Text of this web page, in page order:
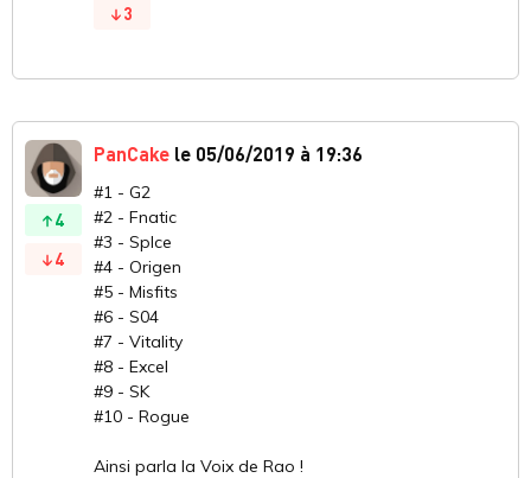
3
4
4
PanCake le 05/06/2019 à 19:36
#1 - G2
#2 - Fnatic
#3 - Splce
#4 - Origen
#5 - Misfits
#6 - S04
#7 - Vitality
#8 - Excel
#9 - SK
#10 - Rogue
Ainsi parla la Voix de Rao !